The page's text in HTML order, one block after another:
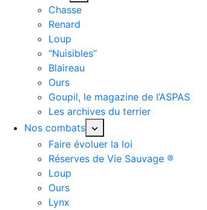
Chasse
Renard
Loup
“Nuisibles”
Blaireau
Ours
Goupil, le magazine de l’ASPAS
Les archives du terrier
Nos combats
Faire évoluer la loi
Réserves de Vie Sauvage ®
Loup
Ours
Lynx